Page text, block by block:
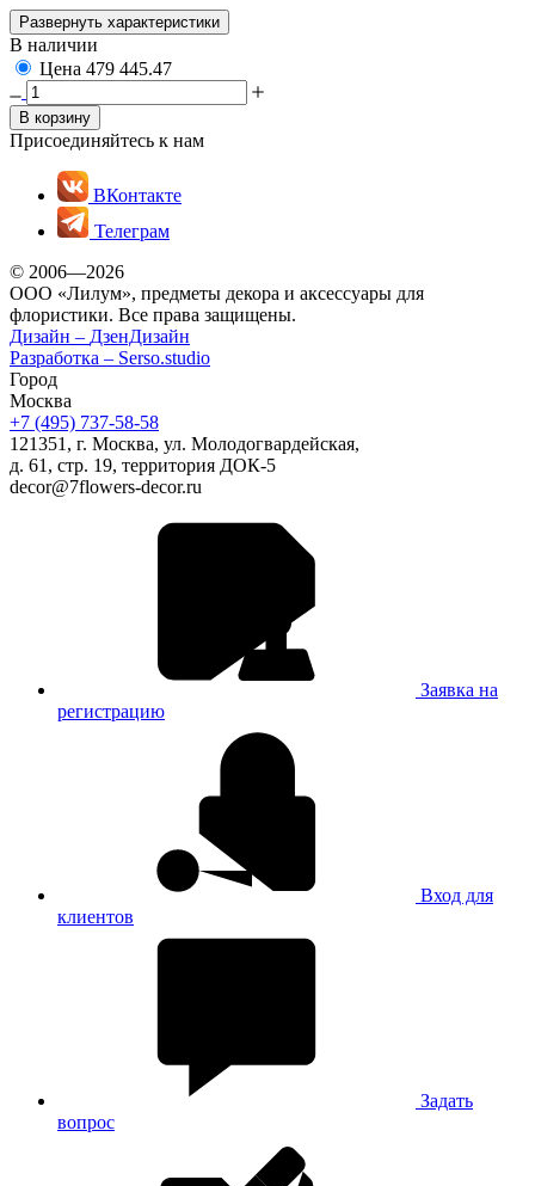
Развернуть характеристики
В наличии
Цена 479 445.47
В корзину
Присоединяйтесь к нам
ВКонтакте
Телеграм
© 2006—2026
ООО «Лилум», предметы декора и аксессуары для
флористики. Все права защищены.
Дизайн – ДзенДизайн
Разработка – Serso.studio
Город
Москва
+7 (495) 737-58-58
121351, г. Москва, ул. Молодогвардейская,
д. 61, стр. 19, территория ДОК-5
decor@7flowers-decor.ru
Заявка на
регистрацию
Вход для
клиентов
Задать
вопрос